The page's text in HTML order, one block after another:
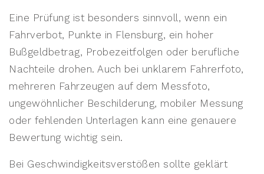
Eine Prüfung ist besonders sinnvoll, wenn ein
Fahrverbot, Punkte in Flensburg, ein hoher
Bußgeldbetrag, Probezeitfolgen oder berufliche
Nachteile drohen. Auch bei unklarem Fahrerfoto,
mehreren Fahrzeugen auf dem Messfoto,
ungewöhnlicher Beschilderung, mobiler Messung
oder fehlenden Unterlagen kann eine genauere
Bewertung wichtig sein.
Bei Geschwindigkeitsverstößen sollte geklärt